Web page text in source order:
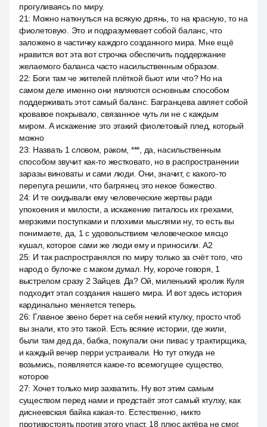
прогуливаясь по миру.
21: Можно наткнуться на всякую дрянь, то на красную, то на
фиолетовую. Это и подразумевает собой баланс, что
заложено в частичку каждого созданного мира. Мне ещё
нравится вот эта вот строчка обеспечить поддержание
желаемого баланса часто насильственным образом.
22: Боги там че жителей плёткой бьют или что? Но на
самом деле именно они являются основным способом
поддерживать этот самый баланс. Багранцева авляет собой
кровавое покрывало, связанное чуть ли не с каждым
миром. А искажение это этакий фиолетовый плед, который
можно
23: Назвать 1 словом, раком, ***, да, насильственным
способом звучит как-то жестковато, но в распространении
заразы виноваты и сами люди. Они, значит, с какого-то
перепуга решили, что багрянец это некое божество.
24: И те скидывали ему человеческие жертвы ради
упокоения и милости, а искажение питалось их грехами,
мерзкими поступками и плохими мыслями ну, то есть вы
понимаете, да, 1 с удовольствием человеческое мясцо
кушал, которое сами же люди ему и приносили. A2
25: И так распространялся по миру только за счёт того, что
народ о булочке с маком думал. Ну, короче говоря, 1
выстрелом сразу 2 Зайцев. Да? Ой, миленький кролик Куля
подходит этап создания нашего мира. И вот здесь история
кардинально меняется теперь.
26: Главное звено берет на себя некий ктулху, просто чтоб
вы знали, кто это такой. Есть всякие истории, где жили,
были там дед да, бабка, покупали они пивас у трактирщика,
и каждый вечер перри устраивали. Но тут откуда не
возьмись, появляется какое-то всемогущее существо,
которое
27: Хочет только мир захватить. Ну вот этим самым
существом перед нами и предстаёт этот самый ктулху, как
диснеевская байка какая-то. Естественно, никто
противостоять против этого упаст. 18 плюс актёра не смог,